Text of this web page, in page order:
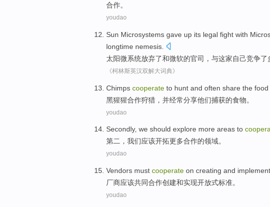
合作。
youdao
Sun Microsystems gave up its legal fight with
longtime nemesis
太阳微系统放弃了和微软的官司， 与这家自己竞争
《柯林斯英汉双解大词典》
Chimps cooperate to hunt and often share the food
黑猩猩合作狩猎，并经常分享他们捕获的食物。
youdao
Secondly, we should explore more areas to
第二 ， 我们应该开拓更多合作的领域。
youdao
Vendors must cooperate on creating and
厂商应该共同合作创建和实现开放式标准。
youdao